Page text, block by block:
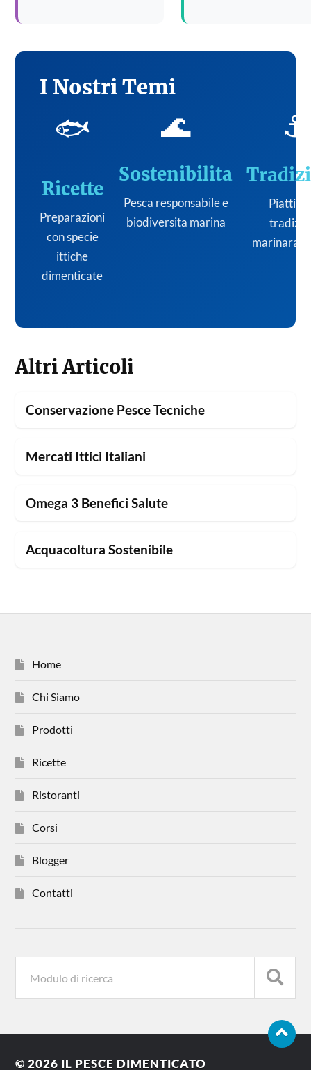
I Nostri Temi
🐟
Ricette
Preparazioni
con specie
ittiche
dimenticate
🌊
Sostenibilita
Pesca responsabile e
biodiversita marina
⚓
Piatti
marinara
Altri Articoli
Conservazione Pesce Tecniche
Mercati Ittici Italiani
Omega 3 Benefici Salute
Acquacoltura Sostenibile
Home
Chi Siamo
Prodotti
Ricette
Ristoranti
Corsi
Blogger
Contatti
© 2026 IL PESCE DIMENTICATO